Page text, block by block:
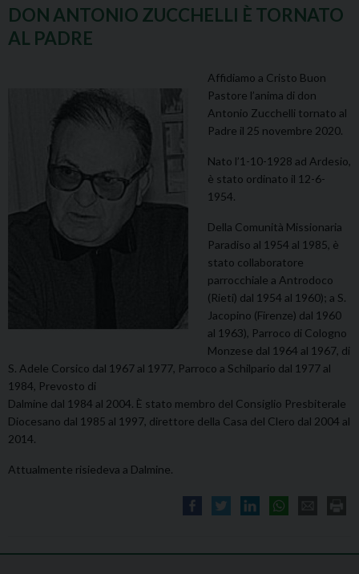
DON ANTONIO ZUCCHELLI È TORNATO
AL PADRE
Affidiamo a Cristo Buon
Pastore l’anima di don
Antonio Zucchelli tornato al
Padre il 25 novembre 2020.
Nato l’1-10-1928 ad Ardesio,
è stato ordinato il 12-6-
1954.
Della Comunità Missionaria
Paradiso al 1954 al 1985, è
stato collaboratore
parrocchiale a Antrodoco
(Rieti) dal 1954 al 1960); a S.
Jacopino (Firenze) dal 1960
al 1963), Parroco di Cologno
Monzese dal 1964 al 1967, di
S. Adele Corsico dal 1967 al 1977, Parroco a Schilpario dal 1977 al
1984, Prevosto di
Dalmine dal 1984 al 2004. È stato membro del Consiglio Presbiterale
Diocesano dal 1985 al 1997, direttore della Casa del Clero dal 2004 al
2014.
Attualmente risiedeva a Dalmine.